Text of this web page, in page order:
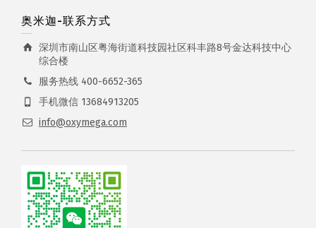
奥米迦-联系方式
深圳市南山区粤海街道科技园社区科丰路8号金达科技中心
综合楼
服务热线 400-6652-365
手机微信 13684913205
info@oxymega.com